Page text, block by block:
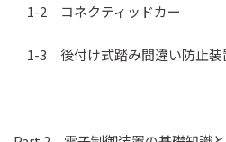
1-2 コネクティッドカー
1-3 後付け式踏み間違い防止装